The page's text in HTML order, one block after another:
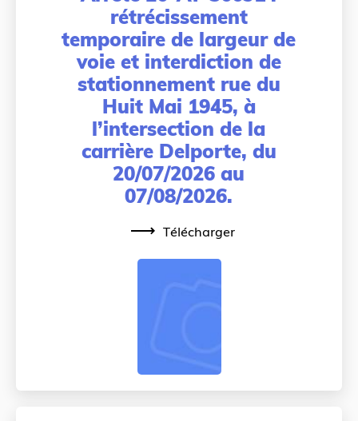
rétrécissement
temporaire de largeur de
voie et interdiction de
stationnement rue du
Huit Mai 1945, à
l’intersection de la
carrière Delporte, du
20/07/2026 au
07/08/2026.
Télécharger